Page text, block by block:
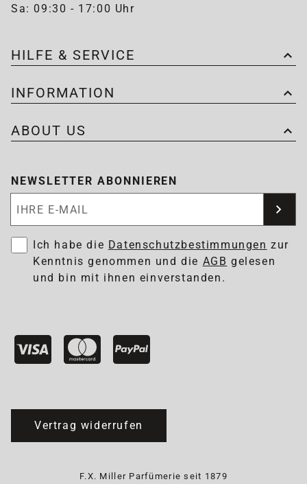
Sa: 09:30 - 17:00 Uhr
HILFE & SERVICE
INFORMATION
ABOUT US
NEWSLETTER ABONNIEREN
Ich habe die Datenschutzbestimmungen zur
Kenntnis genommen und die AGB gelesen
und bin mit ihnen einverstanden.
Vertrag widerrufen
F.X. Miller Parfümerie seit 1879